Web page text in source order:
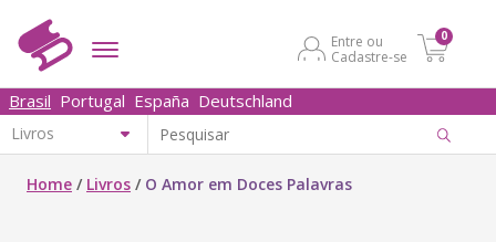
Entre ou
Cadastre-se
0
Brasil Portugal España Deutschland
Home / Livros / O Amor em Doces Palavras